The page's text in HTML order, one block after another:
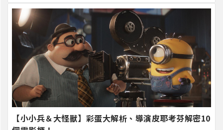
【小小兵＆大怪獸】彩蛋大解析、導演皮耶考芬解密10